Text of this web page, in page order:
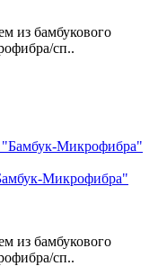
из бамбукового
сп..
Микрофибра"
из бамбукового
сп..